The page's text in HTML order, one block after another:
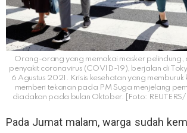
Orang-orang yang memakai masker pelindung,
penyakit coronavirus (COVID-19), berjalan di
6 Agustus 2021. Krisis kesehatan yang memburuk
memberi tekanan pada PM Suga menjelang
diadakan pada bulan Oktober. [Foto: REUTERS/
Pada Jumat malam, warga sudah